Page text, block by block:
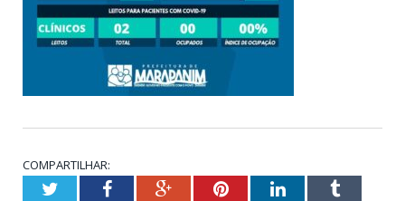
COMPARTILHAR:
TwitterFacebookGoogle+PinterestLinkedInTumblr